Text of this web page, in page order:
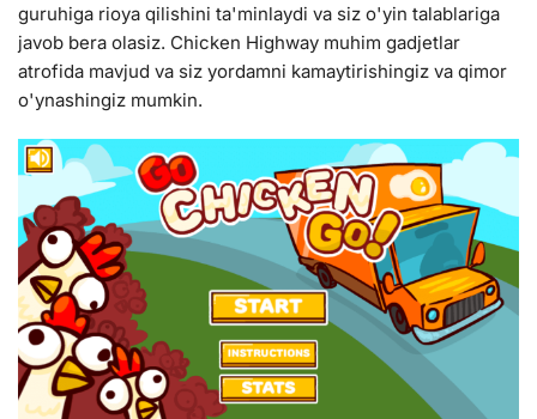
guruhiga rioya qilishini ta'minlaydi va siz o'yin talablariga
javob bera olasiz. Chicken Highway muhim gadjetlar
atrofida mavjud va siz yordamni kamaytirishingiz va qimor
o'ynashingiz mumkin.